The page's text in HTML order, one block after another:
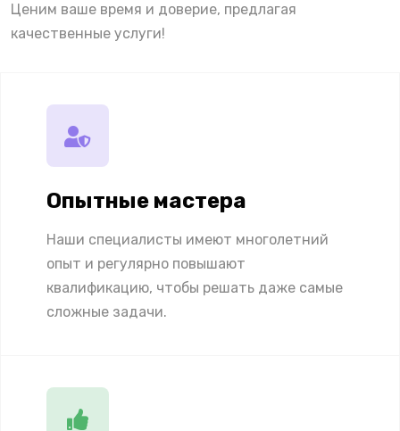
Ценим ваше время и доверие, предлагая
качественные услуги!
Опытные мастера
Наши специалисты имеют многолетний
опыт и регулярно повышают
квалификацию, чтобы решать даже самые
сложные задачи.